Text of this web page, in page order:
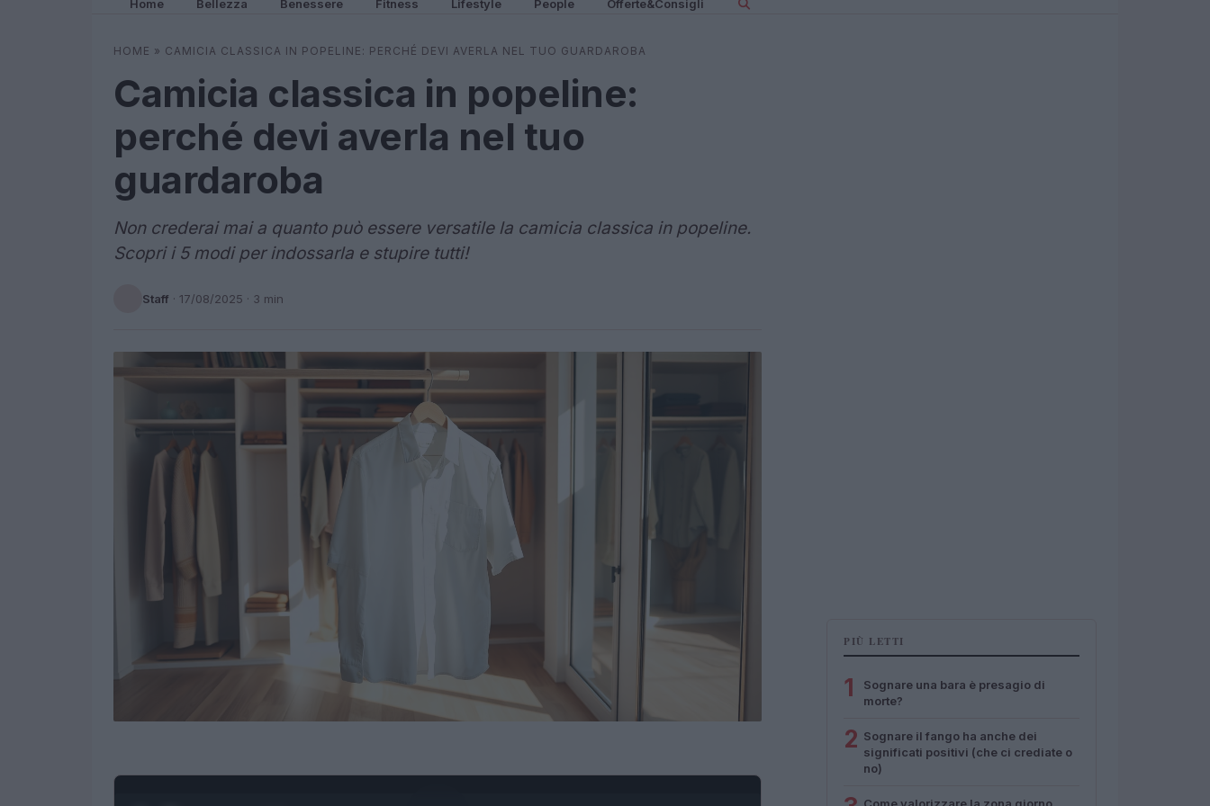
Home Bellezza Benessere Fitness Lifestyle People Offerte&Consigli
HOME » CAMICIA CLASSICA IN POPELINE: PERCHÉ DEVI AVERLA NEL TUO GUARDAROBA
Camicia classica in popeline:
perché devi averla nel tuo
guardaroba
Non crederai mai a quanto può essere versatile la camicia classica in popeline.
Scopri i 5 modi per indossarla e stupire tutti!
Staff · 17/08/2025 · 3 min
PIÙ LETTI
1
Sognare una bara è presagio di
morte?
2 Sognare il fango ha anche dei
significati positivi (che ci crediate o
no)